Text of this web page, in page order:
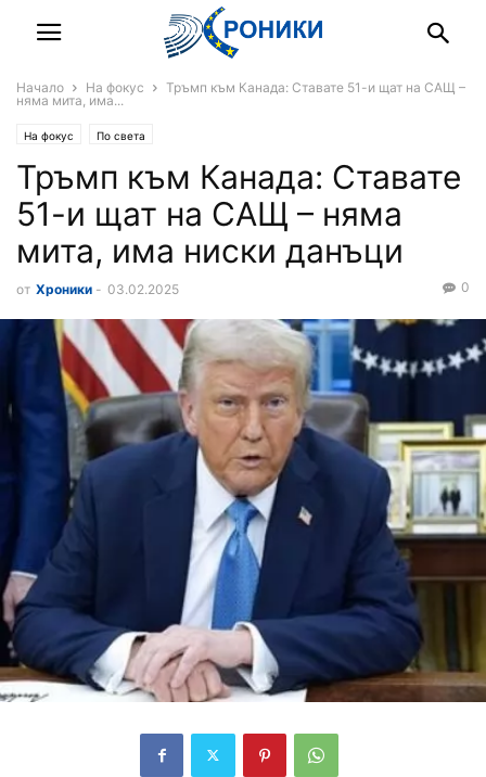
Начало На фокус
Тръмп към Канада: Ставате 51-и щат на САЩ –
няма мита, има...
На фокус По света
Тръмп към Канада: Ставате
51-и щат на САЩ – няма
мита, има ниски данъци
от Хроники - 03.02.2025 0